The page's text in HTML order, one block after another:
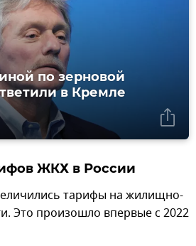
по зерновой
в Кремле
ЖКХ в России
тарифы на жилищно-
Это произошло впервые с 2022